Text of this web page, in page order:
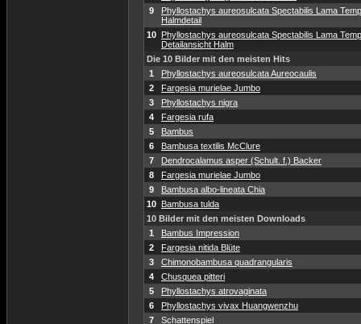
9
Phyllostachys aureosulcata Spectabilis Lama
Halmdetail
10 Phyllostachys aureosulcata Spectabilis Lama
Detailansicht Halm
Die 10 Bilder mit den meisten Hits
1
Phyllostachys aureosulcata Aureocaulis
2
Fargesia murielae Jumbo
3
Phyllostachys nigra
4
Fargesia rufa
5
Bambus
6
Bambusa textilis McClure
7
Dendrocalamus asper (Schult. f.) Backer
8
Fargesia murielae Jumbo
9
Bambusa albo-lineata Chia
10 Bambusa tulda
10 Bilder mit den meisten Downloads
1
Bambus Impression
2
Fargesia nitida Blüte
3
Chimonobambusa quadrangularis
4
Chusquea pitteri
5
Phyllostachys atrovaginata
6
Phyllostachys vivax Huangwenzhu
7
Schattenspiel